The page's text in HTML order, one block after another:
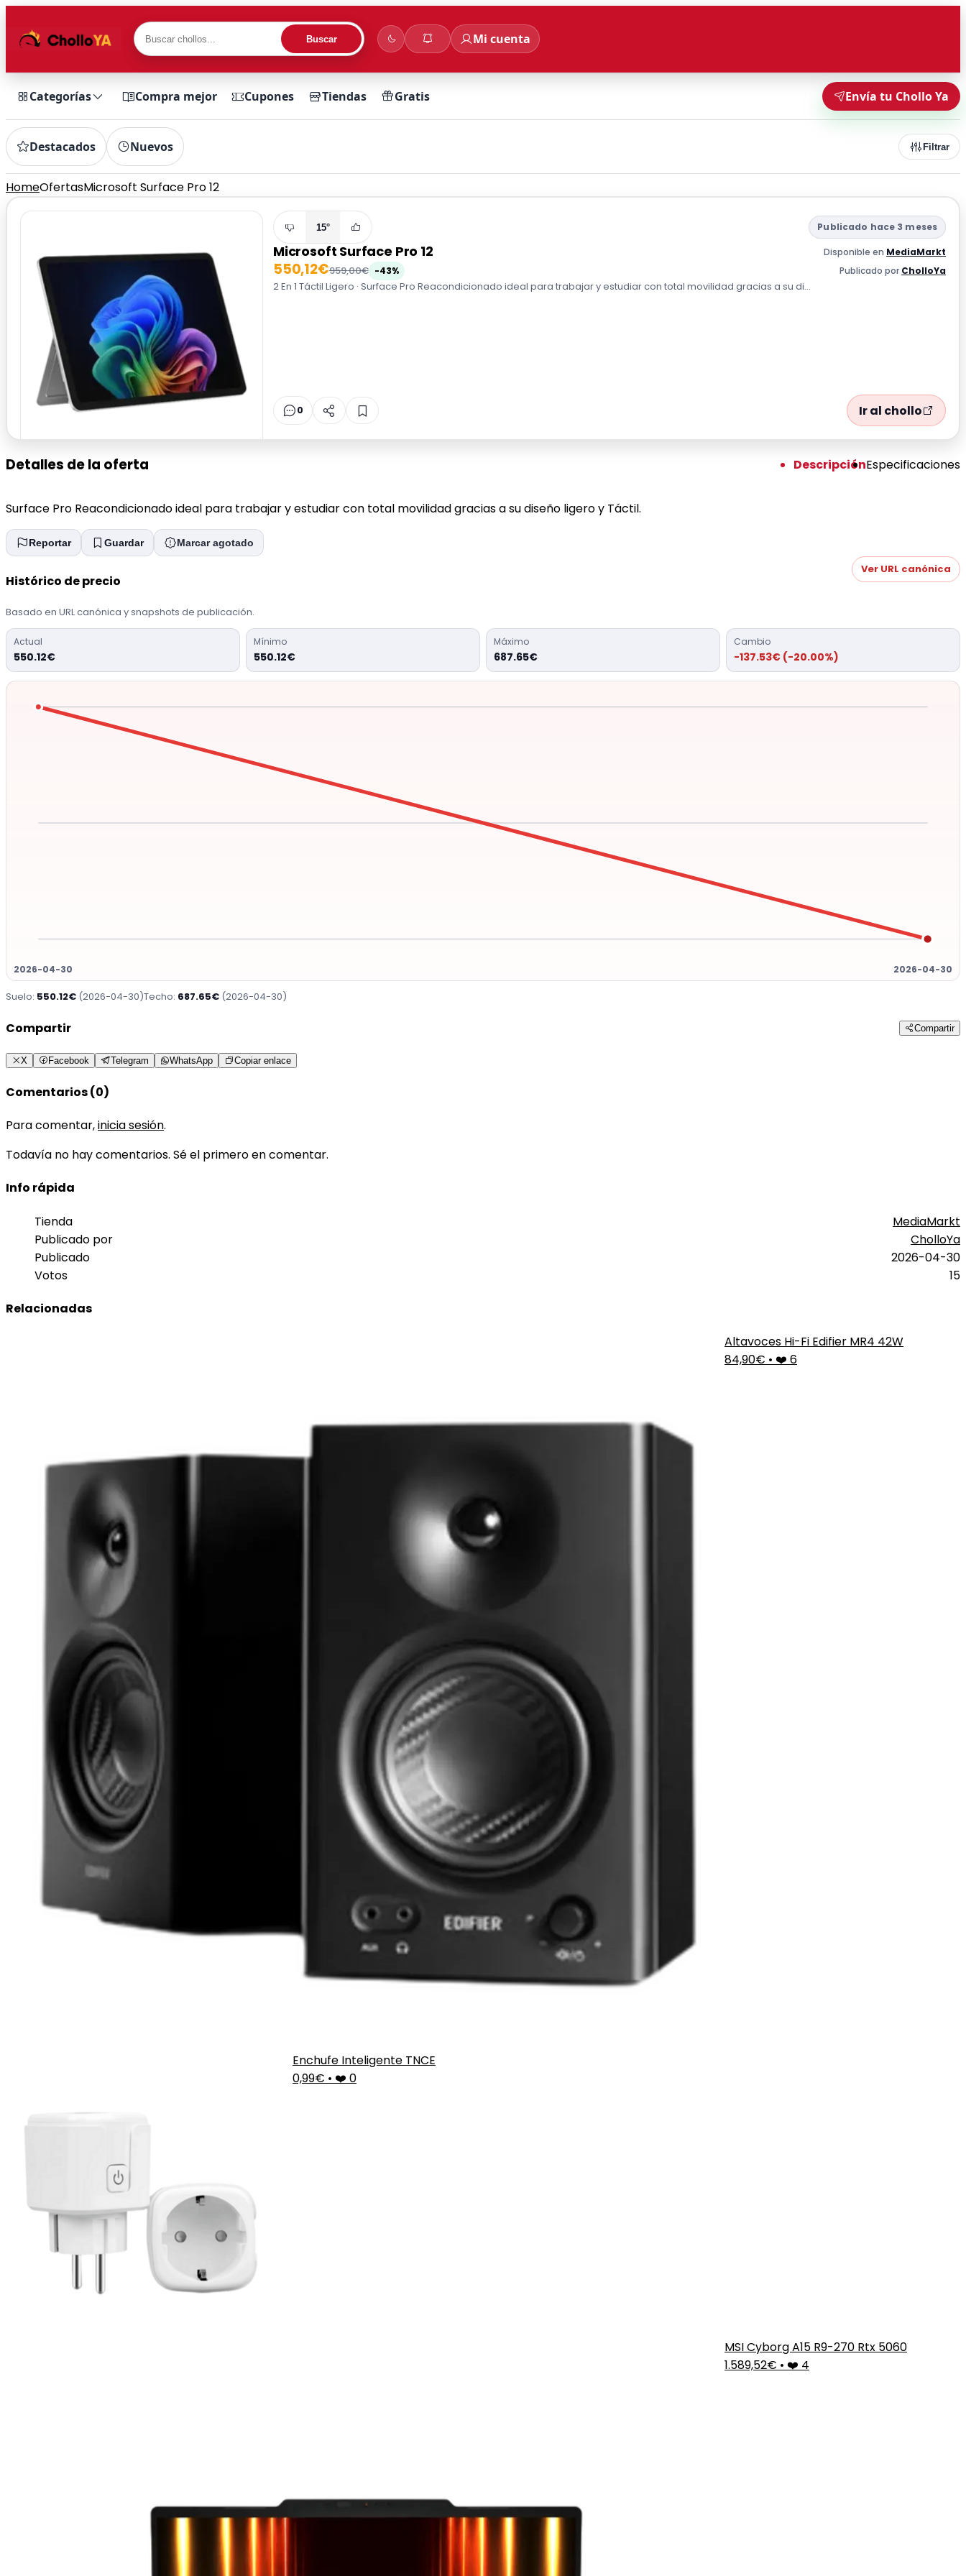
Buscar Mi cuenta
Categorías Compra mejor Cupones Tiendas Gratis Envía tu Chollo Ya
Destacados Nuevos Filtrar
HomeOfertasMicrosoft Surface Pro 12
15° Publicado hace 3 meses
Microsoft Surface Pro 12 Disponible en MediaMarkt
550,12€959,00€ -43% Publicado por CholloYa
2 En 1 Táctil Ligero · Surface Pro Reacondicionado ideal para trabajar y estudiar con total movilidad gracias a su di...
0 Ir al chollo
Detalles de la oferta DescripciónEspecificaciones
Surface Pro Reacondicionado ideal para trabajar y estudiar con total movilidad gracias a su diseño ligero y Táctil.
Reportar Guardar Marcar agotado
Histórico de precio
Basado en URL canónica y snapshots de publicación.
Ver URL canónica
Actual
550.12€
Mínimo
550.12€
Máximo
687.65€
Cambio
-137.53€ (-20.00%)
2026-04-30 2026-04-30
Suelo: 550.12€ (2026-04-30)Techo: 687.65€ (2026-04-30)
Compartir Compartir
X Facebook Telegram WhatsApp Copiar enlace
Comentarios (0)
Para comentar,inicia sesión.
Todavía no hay comentarios. Sé el primero en comentar.
Info rápida
Tienda
MediaMarkt
Publicado por
CholloYa
Publicado
2026-04-30
Votos
15
Relacionadas
Altavoces Hi-Fi Edifier MR4 42W
84,90€ • ❤️ 6
Enchufe Inteligente TNCE
0,99€ • ❤️ 0
MSI Cyborg A15 R9-270 Rtx 5060
1.589,52€ • ❤️ 4